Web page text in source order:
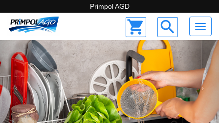
×
Primpol
keyboard_arrow_down
Schneidebretter
Nussknacker
Öffner
Schneidgeräte,
Aktenvernichter
Gasbrenner-
Primpol AGD
search
shopping_cart